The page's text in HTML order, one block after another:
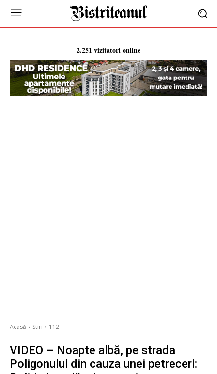
2.251 vizitatori online
Acasă Stiri 112
VIDEO – Noapte albă, pe strada
Poligonului din cauza unei petreceri: